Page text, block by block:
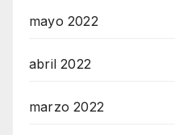
mayo 2022
abril 2022
marzo 2022